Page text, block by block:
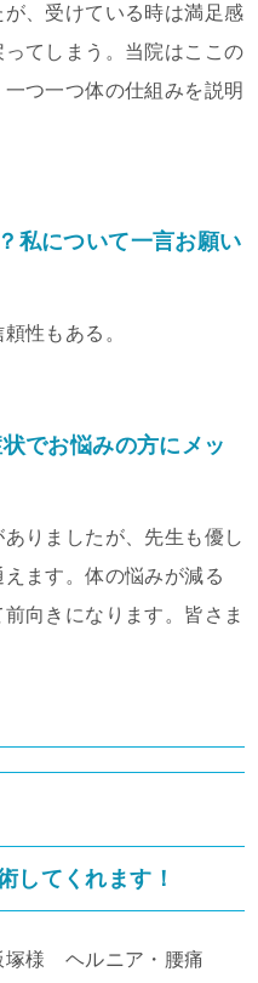
、受けている時は満足感
てしまう。当院はここの
つ一つ体の仕組みを説明
私について一言お願い
性もある。
でお悩みの方にメッ
りましたが、先生も優し
ます。体の悩みが減る
向きになります。皆さま
してくれます！
様 ヘルニア・腰痛